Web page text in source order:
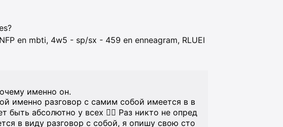
en mbti, 4w5 - sp/sx - 459 en enneagram, RLUEI
именно он.
именно разговор с самим собой имеется в в
быть абсолютно у всех 🤷‍♀️ Раз никто не опред
в виду разговор с собой, я опишу свою сто